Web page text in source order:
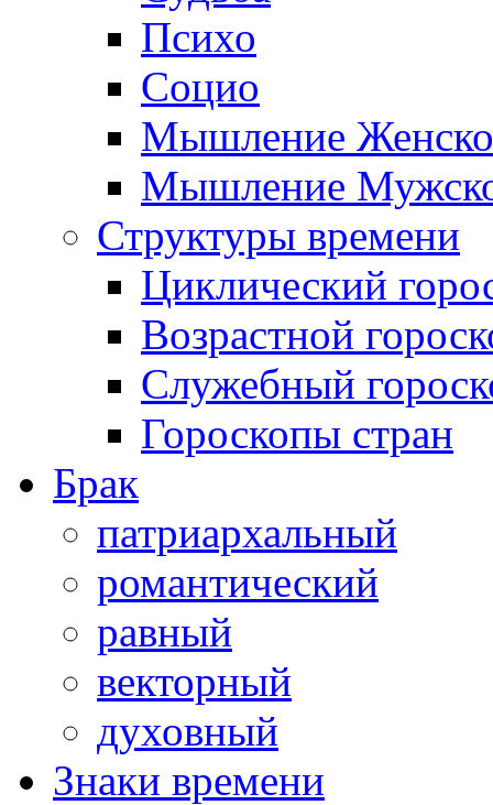
Психо
Социо
Мышление
Мышление
Структуры времени
Циклический
Возрастной
Служебный
Гороскопы стран
Брак
патриархальный
романтический
равный
векторный
духовный
Знаки времени